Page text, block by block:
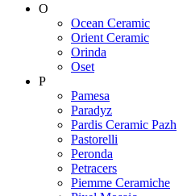
O
Ocean Ceramic
Orient Ceramic
Orinda
Oset
P
Pamesa
Paradyz
Pardis Ceramic Pazh
Pastorelli
Peronda
Petracers
Piemme Ceramiche